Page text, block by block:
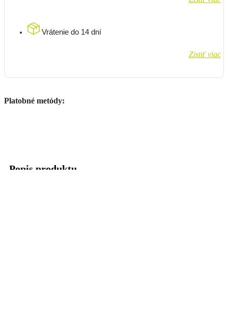
Vrátenie do 14 dní
Zistiť viac
Platobné metódy:
Popis produktu